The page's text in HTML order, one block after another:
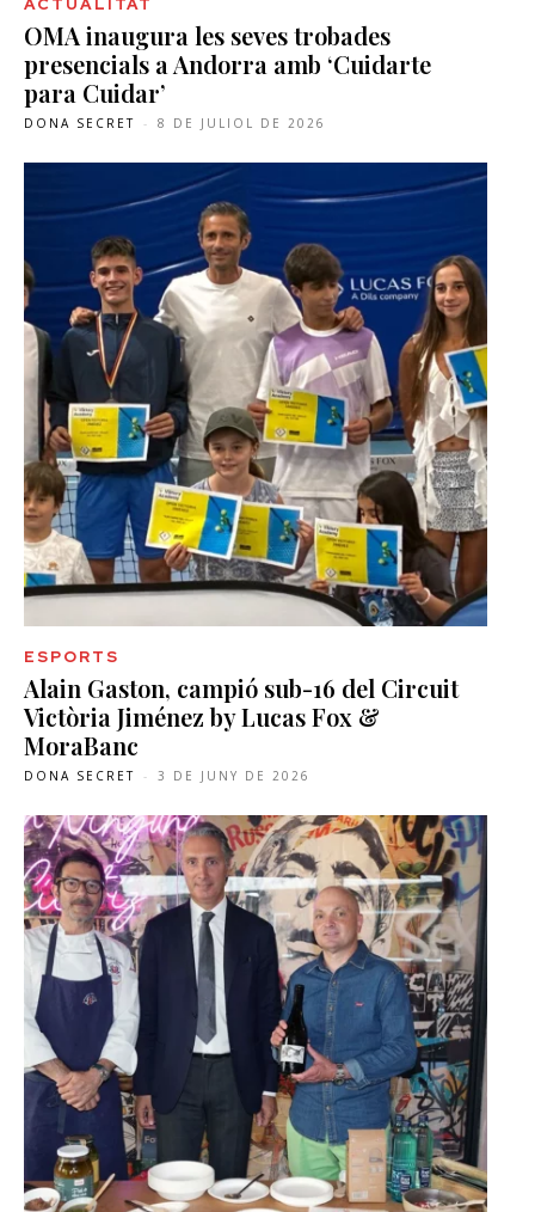
ACTUALITAT
OMA inaugura les seves trobades
presencials a Andorra amb ‘Cuidarte
para Cuidar’
DONA SECRET - 8 DE JULIOL DE 2026
ESPORTS
Alain Gaston, campió sub-16 del Circuit
Victòria Jiménez by Lucas Fox &
MoraBanc
DONA SECRET - 3 DE JUNY DE 2026